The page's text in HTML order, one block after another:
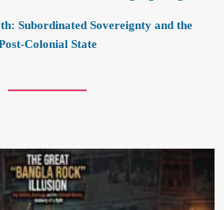
Subordinated Sovereignty and the
Colonial State